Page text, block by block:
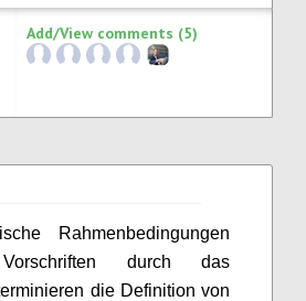
Add/View comments (5)
Rahmenbedingungen
durch das
die Definition von